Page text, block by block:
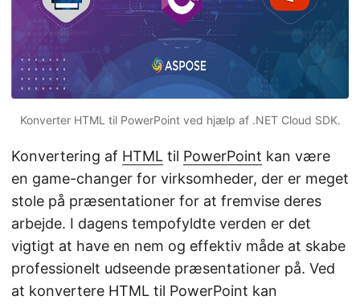
Konverter HTML til PowerPoint ved hjælp af .NET Cloud SDK.
Konvertering af HTML til PowerPoint kan være
en game-changer for virksomheder, der er meget
stole på præsentationer for at fremvise deres
arbejde. I dagens tempofyldte verden er det
vigtigt at have en nem og effektiv måde at skabe
professionelt udseende præsentationer på. Ved
at konvertere HTML til PowerPoint kan